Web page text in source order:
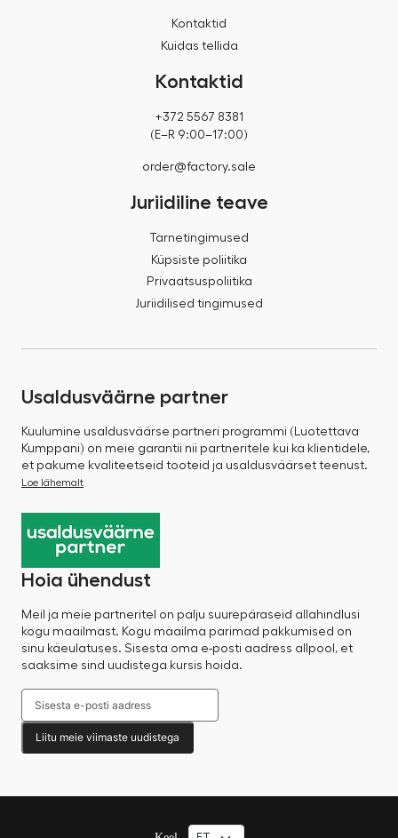
Kontaktid
Kuidas tellida
Kontaktid
+372 5567 8381
(E–R 9:00–17:00)
order@factory.sale
Juriidiline teave
Tarnetingimused
Küpsiste poliitika
Privaatsuspoliitika
Juriidilised tingimused
Usaldusväärne partner
Kuulumine usaldusväärse partneri programmi (Luotettava
Kumppani) on meie garantii nii partneritele kui ka klientidele,
et pakume kvaliteetseid tooteid ja usaldusväärset teenust.
Loe lähemalt
Hoia ühendust
Meil ja meie partneritel on palju suurepäraseid allahindlusi
kogu maailmast. Kogu maailma parimad pakkumised on
sinu käeulatuses. Sisesta oma e-posti aadress allpool, et
saaksime sind uudistega kursis hoida.
Liitu meie viimaste uudistega